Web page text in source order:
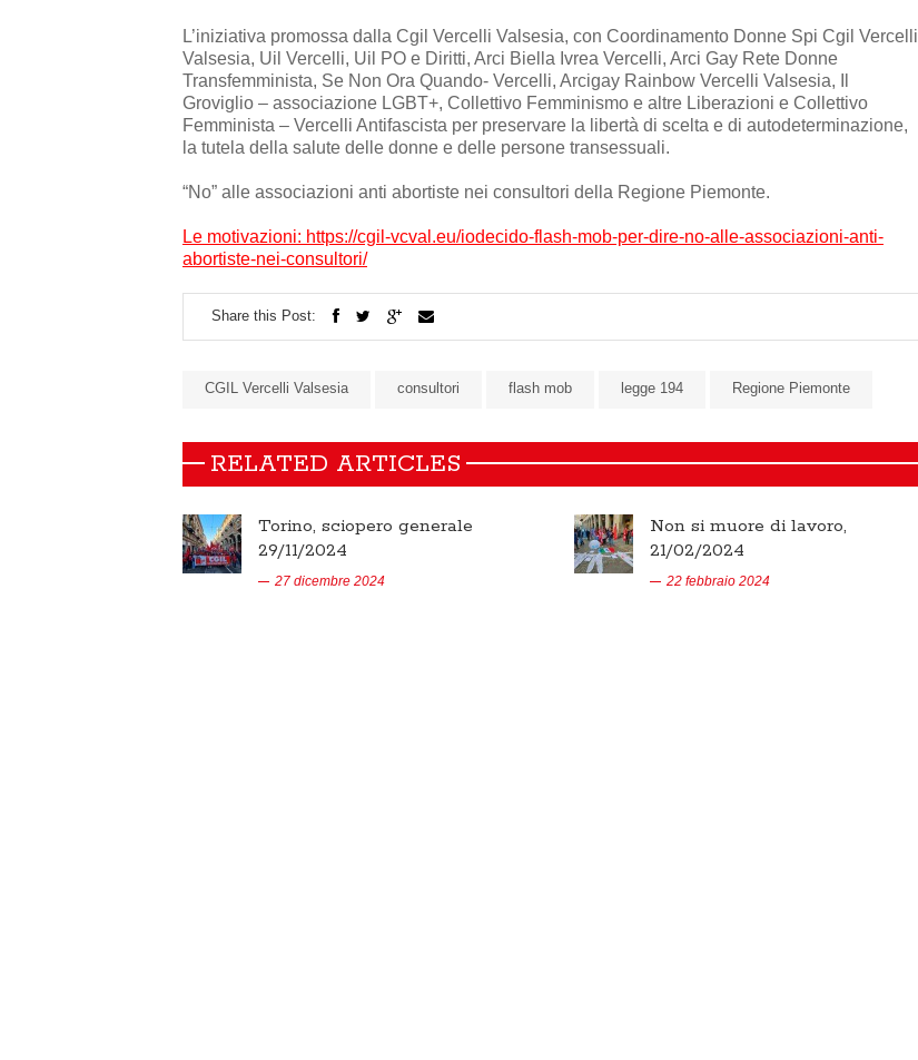
L’iniziativa promossa dalla Cgil Vercelli Valsesia, con Coordinamento Donne Spi Cgil Vercelli
Valsesia, Uil Vercelli, Uil PO e Diritti, Arci Biella Ivrea Vercelli, Arci Gay Rete Donne
Transfemminista, Se Non Ora Quando- Vercelli, Arcigay Rainbow Vercelli Valsesia, Il
Groviglio – associazione LGBT+, Collettivo Femminismo e altre Liberazioni e Collettivo
Femminista – Vercelli Antifascista per preservare la libertà di scelta e di autodeterminazione,
la tutela della salute delle donne e delle persone transessuali.
“No” alle associazioni anti abortiste nei consultori della Regione Piemonte.
Le motivazioni: https://cgil-vcval.eu/iodecido-flash-mob-per-dire-no-alle-associazioni-anti-
abortiste-nei-consultori/
Share this Post:
CGIL Vercelli Valsesia consultori flash mob legge 194 Regione Piemonte
RELATED ARTICLES
Torino, sciopero generale
29/11/2024
27 dicembre 2024
Non si muore di lavoro,
21/02/2024
22 febbraio 2024